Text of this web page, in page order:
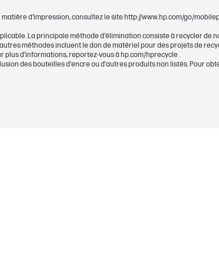
d'impression, consultez le site http://www.hp.com/go/
La principale méthode d’élimination consiste à recycler de
méthodes incluent le don de matériel pour des projets de
d’informations, reportez-vous à hp.com/hprecycle .
des bouteilles d’encre ou d’autres produits non listés. Pour